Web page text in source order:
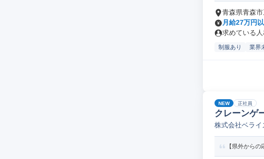
青森県青森
月給27万円
求めている
制服あり 業界
NEW 正社員
クレーンゲ
株式会社ベライ
【県外から